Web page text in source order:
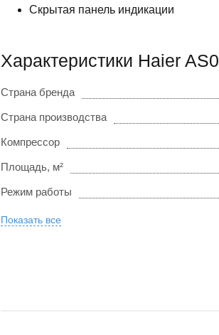
Скрытая панель индикации
Характеристики Haier
Страна бренда
Страна производства
Компрессор
Площадь, м²
Режим работы
Показать все